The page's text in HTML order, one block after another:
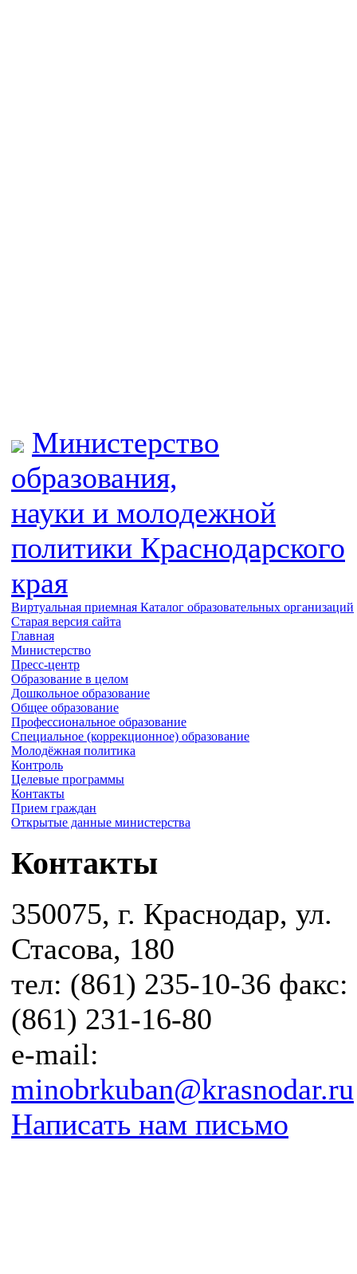
Министерство
образования,
науки и молодежной
политики Краснодарского
края
Виртуальная приемная Каталог образовательных организаций
Старая версия сайта
Главная
Министерство
Пресс-центр
Образование в целом
Дошкольное образование
Общее образование
Профессиональное образование
Специальное (коррекционное) образование
Молодёжная политика
Контроль
Целевые программы
Контакты
Прием граждан
Открытые данные министерства
Контакты
350075, г. Краснодар, ул.
Стасова, 180
тел: (861) 235-10-36 факс:
(861) 231-16-80
e-mail:
minobrkuban@krasnodar.ru
Написать нам письмо